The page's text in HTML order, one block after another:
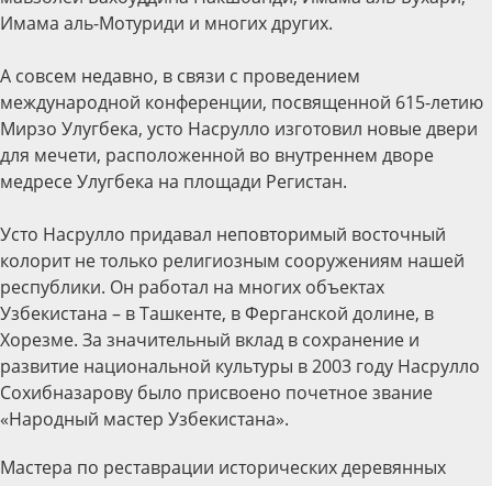
Имама аль-Мотуриди и многих других.
А совсем недавно, в связи с проведением
международной конференции, посвященной 615-летию
Мирзо Улугбека, усто Насрулло изготовил новые двери
для мечети, расположенной во внутреннем дворе
медресе Улугбека на площади Регистан.
Усто Насрулло придавал неповторимый восточный
колорит не только религиозным сооружениям нашей
республики. Он работал на многих объектах
Узбекистана – в Ташкенте, в Ферганской долине, в
Хорезме. За значительный вклад в сохранение и
развитие национальной культуры в 2003 году Насрулло
Сохибназарову было присвоено почетное звание
«Народный мастер Узбекистана».
Мастера по реставрации исторических деревянных